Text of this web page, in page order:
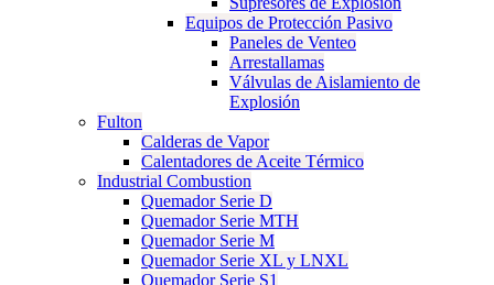
Equipos de Protección Pasivo
Paneles de Venteo
Arrestallamas
Válvulas de Aislamiento de
Explosión
Fulton
Calderas de Vapor
Calentadores de Aceite Térmico
Industrial Combustion
Quemador Serie D
Quemador Serie MTH
Quemador Serie M
Quemador Serie XL y LNXL
Quemador Serie S1